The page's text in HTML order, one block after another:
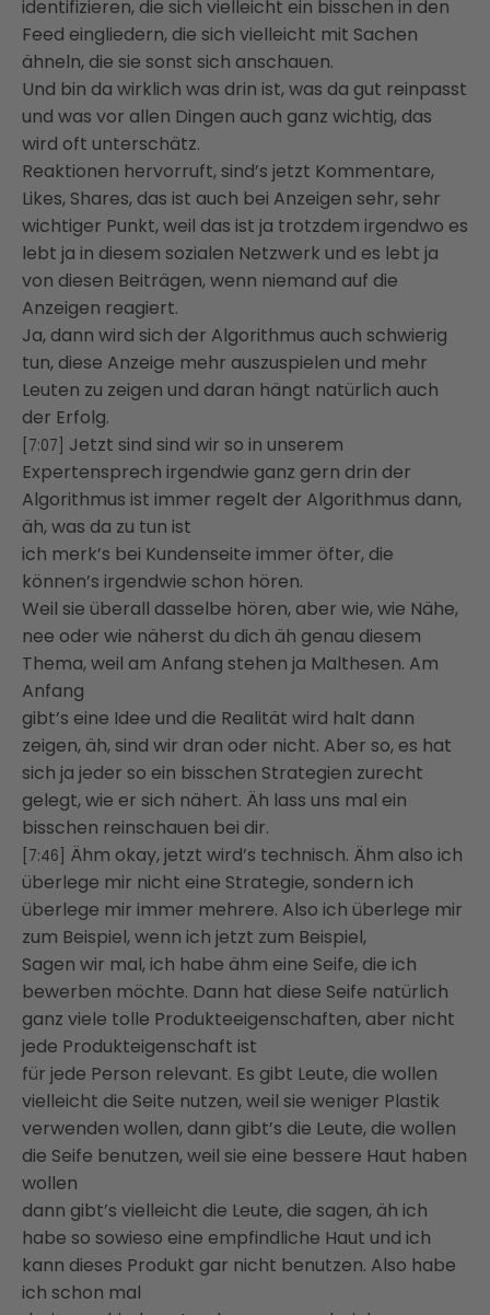
identifizieren, die sich vielleicht ein bisschen in den
Feed eingliedern, die sich vielleicht mit Sachen
ähneln, die sie sonst sich anschauen.
Und bin da wirklich was drin ist, was da gut reinpasst
und was vor allen Dingen auch ganz wichtig, das
wird oft unterschätz.
Reaktionen hervorruft, sind’s jetzt Kommentare,
Likes, Shares, das ist auch bei Anzeigen sehr, sehr
wichtiger Punkt, weil das ist ja trotzdem irgendwo es
lebt ja in diesem sozialen Netzwerk und es lebt ja
von diesen Beiträgen, wenn niemand auf die
Anzeigen reagiert.
Ja, dann wird sich der Algorithmus auch schwierig
tun, diese Anzeige mehr auszuspielen und mehr
Leuten zu zeigen und daran hängt natürlich auch
der Erfolg.
[7:07]
Jetzt sind sind wir so in unserem
Expertensprech irgendwie ganz gern drin der
Algorithmus ist immer regelt der Algorithmus dann,
äh, was da zu tun ist
ich merk’s bei Kundenseite immer öfter, die
können’s irgendwie schon hören.
Weil sie überall dasselbe hören, aber wie, wie Nähe,
nee oder wie näherst du dich äh genau diesem
Thema, weil am Anfang stehen ja Malthesen. Am
Anfang
gibt’s eine Idee und die Realität wird halt dann
zeigen, äh, sind wir dran oder nicht. Aber so, es hat
sich ja jeder so ein bisschen Strategien zurecht
gelegt, wie er sich nähert. Äh lass uns mal ein
bisschen reinschauen bei dir.
[7:46]
Ähm okay, jetzt wird’s technisch. Ähm also ich
überlege mir nicht eine Strategie, sondern ich
überlege mir immer mehrere. Also ich überlege mir
zum Beispiel, wenn ich jetzt zum Beispiel,
Sagen wir mal, ich habe ähm eine Seife, die ich
bewerben möchte. Dann hat diese Seife natürlich
ganz viele tolle Produkteeigenschaften, aber nicht
jede Produkteigenschaft ist
für jede Person relevant. Es gibt Leute, die wollen
vielleicht die Seite nutzen, weil sie weniger Plastik
verwenden wollen, dann gibt’s die Leute, die wollen
die Seife benutzen, weil sie eine bessere Haut haben
wollen
dann gibt’s vielleicht die Leute, die sagen, äh ich
habe so sowieso eine empfindliche Haut und ich
kann dieses Produkt gar nicht benutzen. Also habe
ich schon mal